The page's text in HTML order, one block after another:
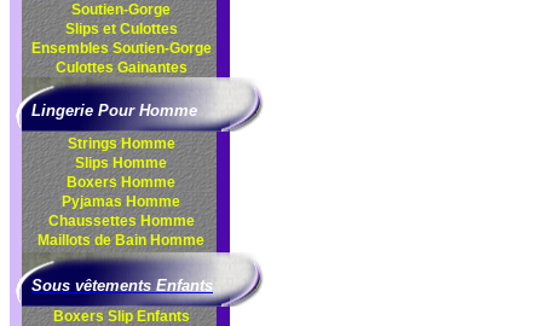
Soutien-Gorge
Slips et Culottes
EnsemblesSoutien-Gorge
CulottesGainantes
Lingerie Pour Homme
Strings Homme
Slips Homme
Boxers Homme
Pyjamas Homme
Chaussettes Homme
Maillots de Bain Homme
Sous vêtements Enfants
Boxers Slip Enfants